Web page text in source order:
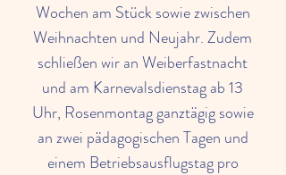
Wochen am Stück sowie zwischen
Weihnachten und Neujahr. Zudem
schließen wir an Weiberfastnacht
und am Karnevalsdienstag ab 13
Uhr, Rosenmontag ganztägig sowie
an zwei pädagogischen Tagen und
einem Betriebsausflugstag pro